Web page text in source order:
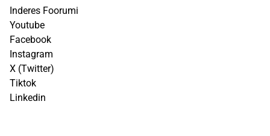
Inderes Foorumi
Youtube
Facebook
Instagram
X (Twitter)
Tiktok
Linkedin